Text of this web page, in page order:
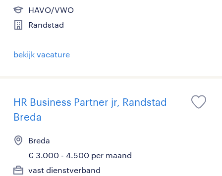
HAVO/VWO
Randstad
bekijk vacature
HR Business Partner jr, Randstad
Breda
Breda
€ 3.000 - 4.500 per maand
vast dienstverband